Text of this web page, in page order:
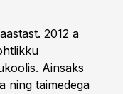
2012 a
Ainsaks
ning taimedega